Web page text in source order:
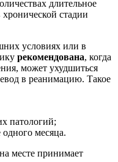
длительное
стадии
условиях или в
рекомендована, когда
может ухудшиться
в реанимацию. Такое
патологий;
месяца.
месте принимает